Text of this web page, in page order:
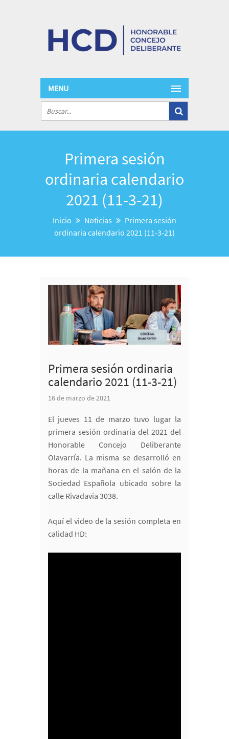
MENU
Primera sesión
ordinaria calendario
2021 (11-3-21)
Inicio Noticias
Primera sesión
ordinaria calendario 2021 (11-3-21)
Primera sesión ordinaria
calendario 2021 (11-3-21)
16 de marzo de 2021
El jueves 11 de marzo tuvo lugar la
primera sesión ordinaria del 2021 del
Honorable Concejo Deliberante
Olavarría. La misma se desarrolló en
horas de la mañana en el salón de la
Sociedad Española ubicado sobre la
calle Rivadavia 3038.
Aquí el video de la sesión completa en
calidad HD: